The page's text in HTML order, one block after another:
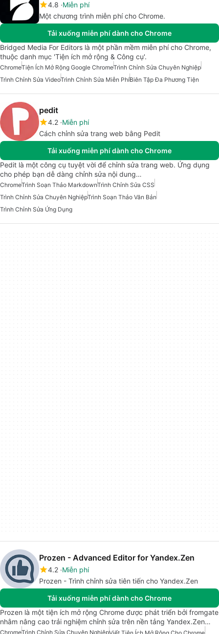
4.8 Miễn phí
Một chương trình miễn phí cho Chrome.
Tải xuống miễn phí dành cho Chrome
Bridged Media For Editors là một phần mềm miễn phí cho Chrome,
thuộc danh mục 'Tiện ích mở rộng & Công cụ'.
ChromeTiện Ích Mở Rộng Google ChromeTrình Chỉnh Sửa Chuyên Nghiệp
Trình Chỉnh Sửa VideoTrình Chỉnh Sửa Miễn PhíBiên Tập Đa Phương Tiện
pedit
4.2 Miễn phí
Cách chỉnh sửa trang web bằng Pedit
Tải xuống miễn phí dành cho Chrome
Pedit là một công cụ tuyệt vời để chỉnh sửa trang web. Ứng dụng
cho phép bạn dễ dàng chỉnh sửa nội dung…
ChromeTrình Soạn Thảo MarkdownTrình Chỉnh Sửa CSS
Trình Chỉnh Sửa Chuyên NghiệpTrình Soạn Thảo Văn Bản
Trình Chỉnh Sửa Ứng Dụng
Prozen - Advanced Editor for Yandex.Zen
4.2 Miễn phí
Prozen - Trình chỉnh sửa tiên tiến cho Yandex.Zen
Tải xuống miễn phí dành cho Chrome
Prozen là một tiện ích mở rộng Chrome được phát triển bởi fromgate
nhằm nâng cao trải nghiệm chỉnh sửa trên nền tảng Yandex.Zen…
ChromeTrình Chỉnh Sửa Chuyên Nghiệp